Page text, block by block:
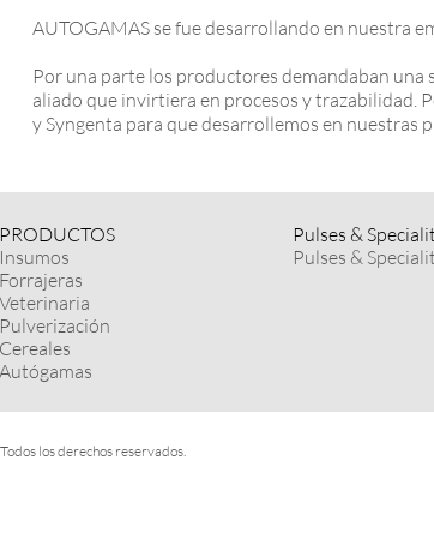
AUTOGAMAS se fue desarrollando en nuestra
Por una parte los productores demandaban una
aliado que invirtiera en procesos y trazabilidad.
y Syngenta para que desarrollemos en nuestras
PRODUCTOS
Insumos
Forrajeras
Veterinaria
Pulverización
Cereales
Autógamas
Pulses &
Pulses &
los derechos reservados.